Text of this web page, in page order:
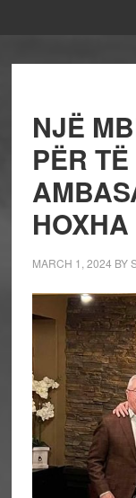
NJË
PËR
HOXHA
MARCH 1, 2024 BY